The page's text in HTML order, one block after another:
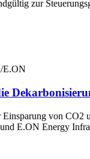
zur
E.ON
von CO2
E.ON Energy